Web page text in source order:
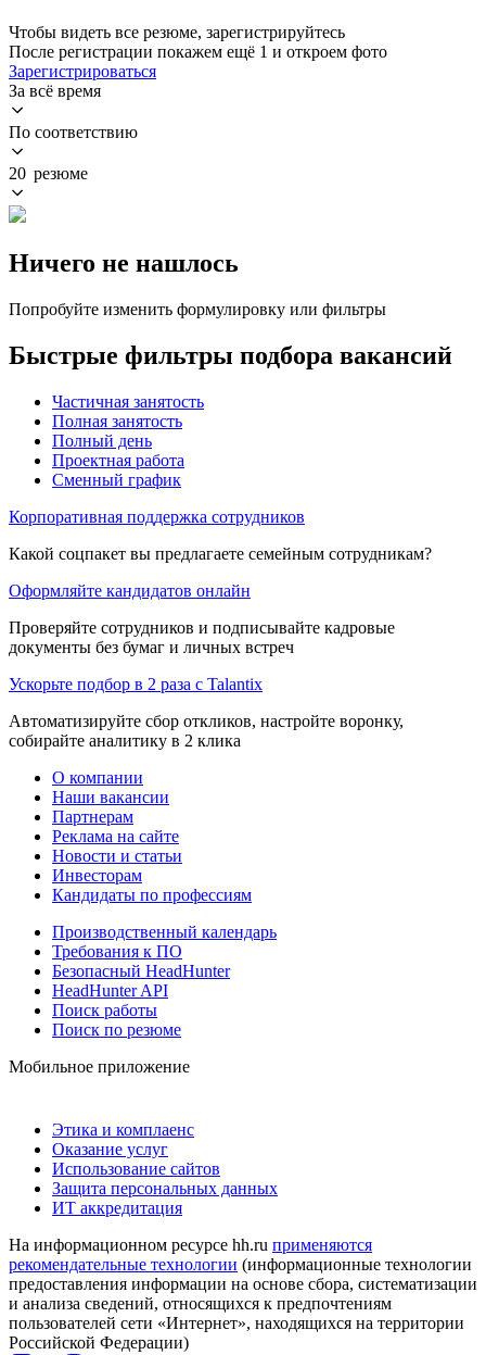
Чтобы видеть все резюме, зарегистрируйтесь
После регистрации покажем ещё 1 и откроем фото
Зарегистрироваться
За всё время
По соответствию
20 резюме
Ничего не нашлось
Попробуйте изменить формулировку или фильтры
Быстрые фильтры подбора вакансий
Частичная занятость
Полная занятость
Полный день
Проектная работа
Сменный график
Корпоративная поддержка сотрудников
Какой соцпакет вы предлагаете семейным сотрудникам?
Оформляйте кандидатов онлайн
Проверяйте сотрудников и подписывайте кадровые
документы без бумаг и личных встреч
Ускорьте подбор в 2 раза с Talantix
Автоматизируйте сбор откликов, настройте воронку,
собирайте аналитику в 2 клика
О компании
Наши вакансии
Партнерам
Реклама на сайте
Новости и статьи
Инвесторам
Кандидаты по профессиям
Производственный календарь
Требования к ПО
Безопасный HeadHunter
HeadHunter API
Поиск работы
Поиск по резюме
Мобильное приложение
Этика и комплаенс
Оказание услуг
Использование сайтов
Защита персональных данных
ИТ аккредитация
На информационном ресурсе hh.ru применяются
рекомендательные технологии (информационные технологии
предоставления информации на основе сбора, систематизации
и анализа сведений, относящихся к предпочтениям
пользователей сети «Интернет», находящихся на территории
Российской Федерации)